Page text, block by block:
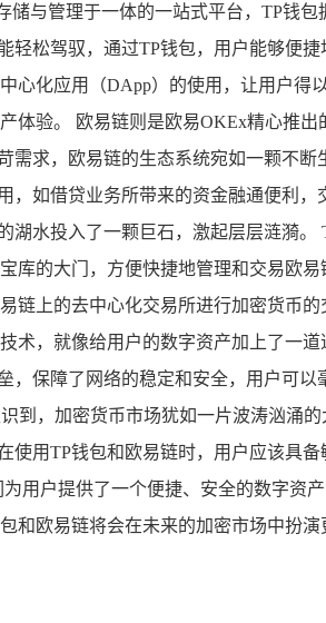
与管理于一体的一站式平台，TP钱
松驾驭，通过TP钱包，用户能够便
化应用（DApp）的使用，让用户
验。 欧易链则是欧易OKEx精心推
求，欧易链的生态系统宛如一颗不
如借贷业务所带来的资金融通便利
水投入了一颗巨石，激起层层涟漪
的大门，方便快捷地管理和交易欧
上的去中心化交易所进行加密货币
术，就像给用户的数字资产加上了一
，保障了网络的稳定和安全，用户可
到，加密货币市场犹如一片波涛汹涌
用TP钱包和欧易链时，用户应该具
用户提供了一个便捷、安全的数字资
和欧易链将会在未来的加密市场中扮